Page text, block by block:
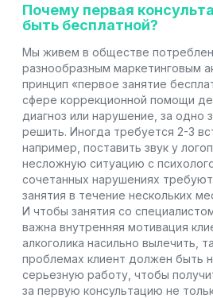
Почему первая
быть бесплатной?
Мы живем в обществе
разнообразным маркетинговым
принцип «первое занятие
сфере коррекционной помощи
диагноз или нарушение, за одно
решить. Иногда требуется 2-3
например, поставить звук у
несложную ситуацию с
сочетанных нарушениях
занятия в течение нескольких
И чтобы занятия со
важна внутренняя мотивация
алкоголика насильно вылечить,
проблемах клиент должен быть
серьезную работу, чтобы
за первую консультацию не